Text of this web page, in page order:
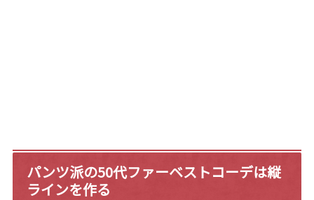
パンツ派の50代ファーベストコーデは縦
ラインを作る